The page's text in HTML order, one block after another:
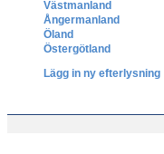
Västmanland
Ångermanland
Öland
Östergötland
Lägg in ny efterlysning